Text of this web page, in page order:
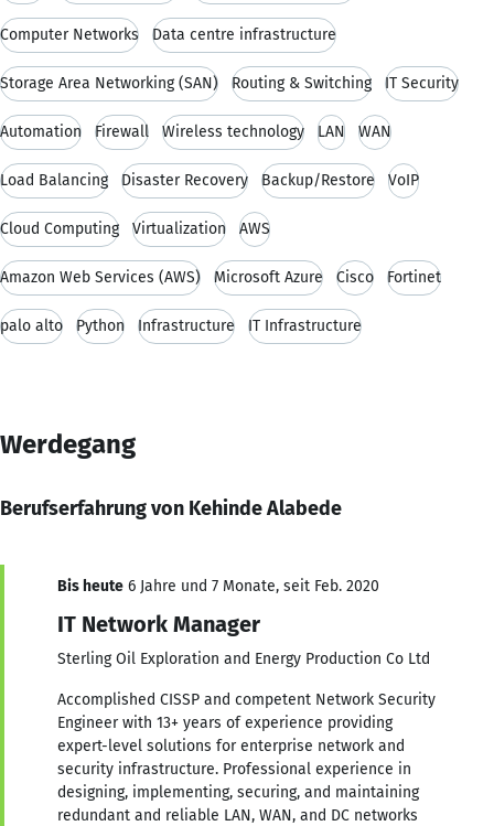
Computer Networks Data centre infrastructure
Storage Area Networking (SAN) Routing & Switching IT Security
Automation Firewall Wireless technology LAN WAN
Load Balancing Disaster Recovery Backup/Restore VoIP
Cloud Computing Virtualization AWS
Amazon Web Services (AWS) Microsoft Azure Cisco Fortinet
palo alto Python Infrastructure IT Infrastructure
Werdegang
Berufserfahrung von Kehinde Alabede
Bis heute 6 Jahre und 7 Monate, seit Feb. 2020
IT Network Manager
Sterling Oil Exploration and Energy Production Co Ltd
Accomplished CISSP and competent Network Security
Engineer with 13+ years of experience providing
expert-level solutions for enterprise network and
security infrastructure. Professional experience in
designing, implementing, securing, and maintaining
redundant and reliable LAN, WAN, and DC networks